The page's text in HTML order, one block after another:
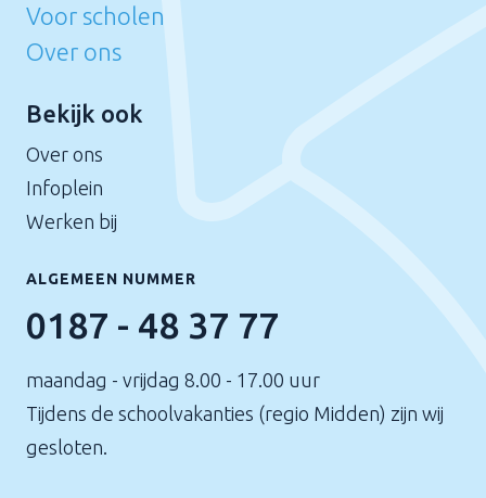
Voor scholen
Over ons
Bekijk ook
Over ons
Infoplein
Werken bij
ALGEMEEN NUMMER
0187 - 48 37 77
maandag - vrijdag 8.00 - 17.00 uur
Tijdens de schoolvakanties (regio Midden) zijn wij
gesloten.